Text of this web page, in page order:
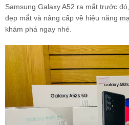
Samsung Galaxy A52 ra mắt trước
đẹp mắt và nâng cấp về hiệu năng
khám phá ngay nhé.